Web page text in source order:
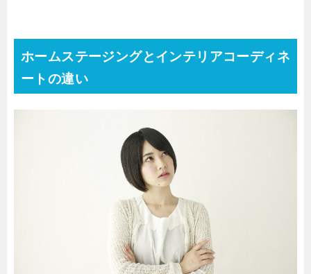
ホームステージングとインテリアコーディネ
ートの違い